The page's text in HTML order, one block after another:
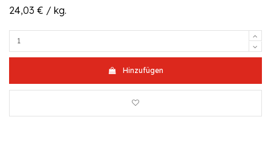
24,03 € / kg.
Hinzufügen